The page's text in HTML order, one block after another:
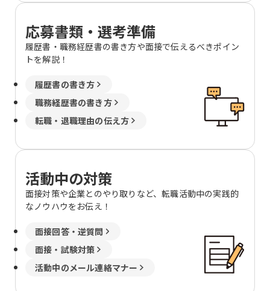
応募書類・選考準備
履歴書・職務経歴書の書き方や面接で伝えるべきポイン
トを解説！
履歴書の書き方
職務経歴書の書き方
転職・退職理由の伝え方
活動中の対策
面接対策や企業とのやり取りなど、転職活動中の実践的
なノウハウをお伝え！
面接回答・逆質問
面接・試験対策
活動中のメール連絡マナー